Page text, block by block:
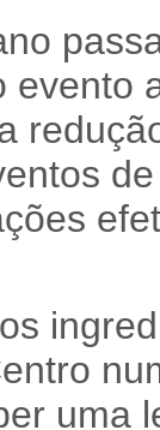
evento
uma